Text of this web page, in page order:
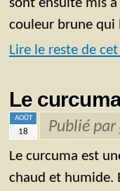
sont ensuite mis à
couleur brune qui
Lire le reste de
Le
AOÛT
18 Publié par
Le curcuma est
chaud et humide.